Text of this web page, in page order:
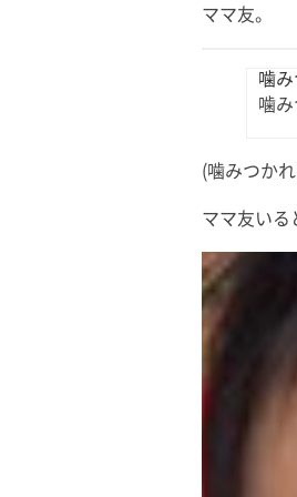
ママ友。
噛み
噛み
(噛みつか
ママ友いる